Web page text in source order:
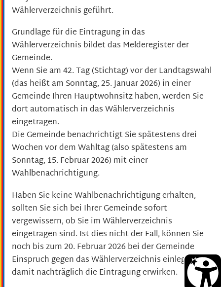
Wählerverzeichnis geführt.
Grundlage für die Eintragung in das
Wählerverzeichnis bildet das Melderegister der
Gemeinde.
Wenn Sie am 42. Tag (Stichtag) vor der Landtagswahl
(das heißt am Sonntag, 25. Januar 2026) in einer
Gemeinde Ihren Hauptwohnsitz haben, werden Sie
dort automatisch in das Wählerverzeichnis
eingetragen.
Die Gemeinde benachrichtigt Sie spätestens drei
Wochen vor dem Wahltag (also spätestens am
Sonntag, 15. Februar 2026) mit einer
Wahlbenachrichtigung.
Haben Sie keine Wahlbenachrichtigung erhalten,
sollten Sie sich bei Ihrer Gemeinde sofort
vergewissern, ob Sie im Wählerverzeichnis
eingetragen sind. Ist dies nicht der Fall, können Sie
noch bis zum 20. Februar 2026 bei der Gemeinde
Einspruch gegen das Wählerverzeichnis einlegen und
damit nachträglich die Eintragung erwirken.